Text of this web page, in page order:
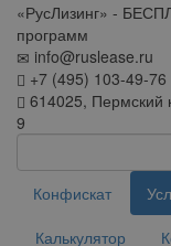
«РусЛизинг» -
программ
info@ruslease.ru
+7 (495) 103-49-76
614025, Пермский
9
Конфискат
Калькулятор